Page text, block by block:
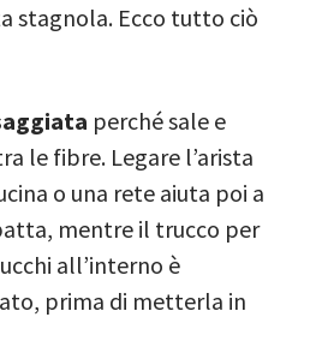
stagnola. Ecco tutto ciò
perché sale e
le fibre. Legare l’arista
o una rete aiuta poi a
mentre il trucco per
all’interno è
prima di metterla in